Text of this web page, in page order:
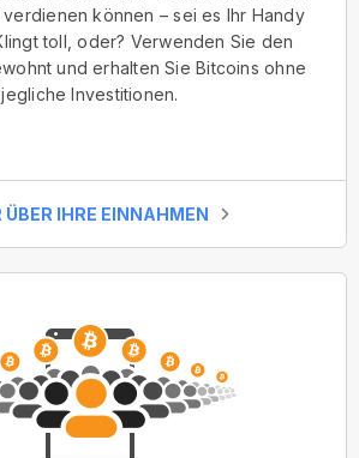
verdienen können – sei es Ihr Handy
toll, oder? Verwenden Sie den
und erhalten Sie Bitcoins ohne
jegliche Investitionen.
ÜBER IHRE EINNAHMEN